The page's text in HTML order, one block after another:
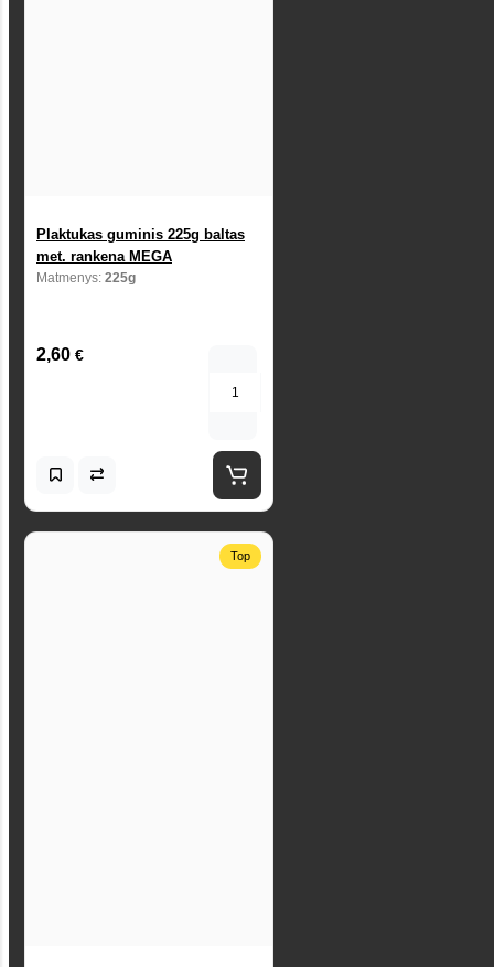
Plaktukas guminis 225g baltas
met. rankena MEGA
Matmenys: 225g
2,60 €
Top